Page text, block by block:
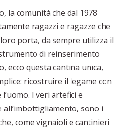
la comunità che dal 1978
ragazzi e ragazze che
porta, da sempre utilizza il
di reinserimento
ecco questa cantina unica,
ricostruire il legame con
I veri artefici e
sono i
come vignaioli e cantinieri